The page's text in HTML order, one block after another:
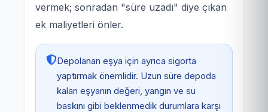
vermek; sonradan "süre uzadı" diye çıkan
ek maliyetleri önler.
Depolanan eşya için ayrıca sigorta
yaptırmak önemlidir. Uzun süre depoda
kalan eşyanın değeri, yangın ve su
baskını gibi beklenmedik durumlara karşı